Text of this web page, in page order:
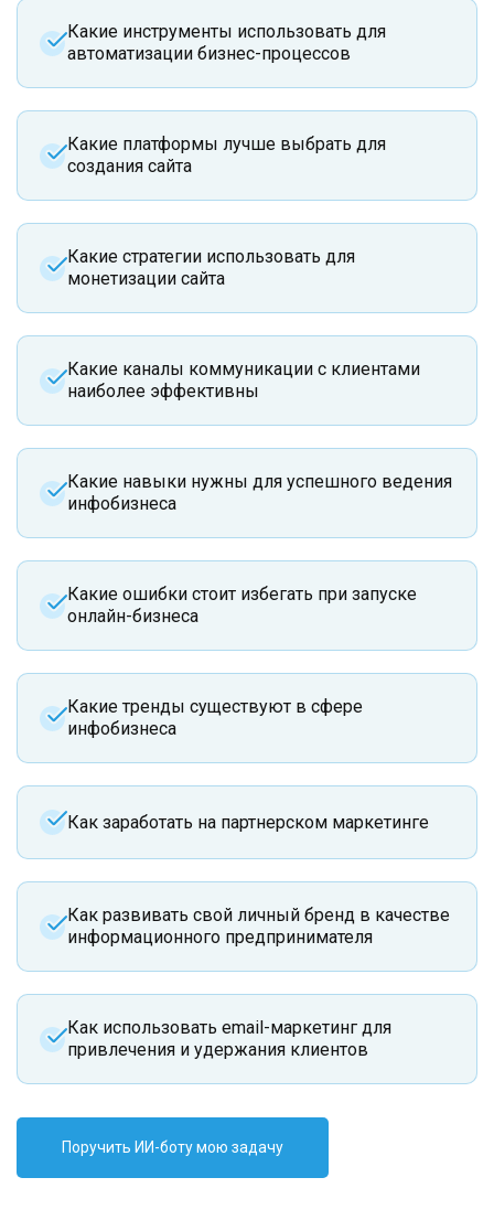
Какие инструменты использовать для
автоматизации бизнес-процессов
Какие платформы лучше выбрать для
создания сайта
Какие стратегии использовать для
монетизации сайта
Какие каналы коммуникации с клиентами
наиболее эффективны
Какие навыки нужны для успешного ведения
инфобизнеса
Какие ошибки стоит избегать при запуске
онлайн-бизнеса
Какие тренды существуют в сфере
инфобизнеса
Как заработать на партнерском маркетинге
Как развивать свой личный бренд в качестве
информационного предпринимателя
Как использовать email-маркетинг для
привлечения и удержания клиентов
Поручить ИИ-боту мою задачу